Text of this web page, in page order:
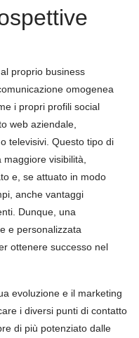
proprio business
omogenea
i propri profili social
web aziendale,
televisivi. Questo tipo di
visibilità,
e, se attuato in modo
anche vantaggi
Dunque, una
e personalizzata
ottenere successo nel
evoluzione e il marketing
i diversi punti di contatto
di più potenziato dalle